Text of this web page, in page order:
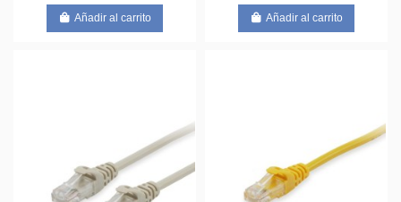
Añadir al carrito Añadir al carrito